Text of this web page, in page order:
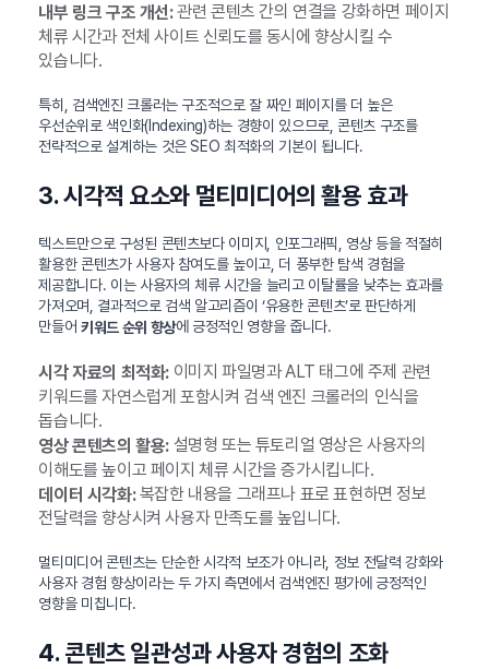
내부 링크 구조 개선:관련 콘텐츠 간의 연결을 강화하면 페이지
체류 시간과 전체 사이트 신뢰도를 동시에 향상시킬 수
있습니다.
특히, 검색엔진 크롤러는 구조적으로 잘 짜인 페이지를 더 높은
우선순위로 색인화(Indexing)하는 경향이 있으므로, 콘텐츠 구조를
전략적으로 설계하는 것은 SEO 최적화의 기본이 됩니다.
3. 시각적 요소와 멀티미디어의 활용 효과
텍스트만으로 구성된 콘텐츠보다 이미지, 인포그래픽, 영상 등을 적절히
활용한 콘텐츠가 사용자 참여도를 높이고, 더 풍부한 탐색 경험을
제공합니다. 이는 사용자의 체류 시간을 늘리고 이탈률을 낮추는 효과를
가져오며, 결과적으로 검색 알고리즘이 ‘유용한 콘텐츠’로 판단하게
만들어 키워드 순위 향상에 긍정적인 영향을 줍니다.
시각 자료의 최적화:이미지 파일명과 ALT 태그에 주제 관련
키워드를 자연스럽게 포함시켜 검색 엔진 크롤러의 인식을
돕습니다.
영상 콘텐츠의 활용:설명형 또는 튜토리얼 영상은 사용자의
이해도를 높이고 페이지 체류 시간을 증가시킵니다.
데이터 시각화:복잡한 내용을 그래프나 표로 표현하면 정보
전달력을 향상시켜 사용자 만족도를 높입니다.
멀티미디어 콘텐츠는 단순한 시각적 보조가 아니라, 정보 전달력 강화와
사용자 경험 향상이라는 두 가지 측면에서 검색엔진 평가에 긍정적인
영향을 미칩니다.
4. 콘텐츠 일관성과 사용자 경험의 조화